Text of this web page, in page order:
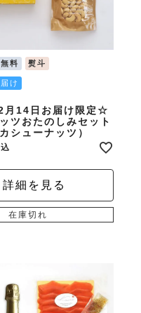
料 熨斗
け
月14日お届け限定☆
ツおたのしみセット
シューナッツ）
詳細を見る
在庫切れ